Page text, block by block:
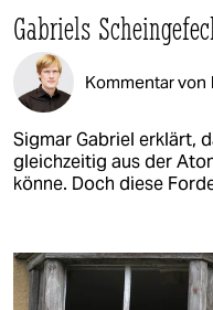
Gabriels
Kommentar von
Sigmar Gabriel erklärt,
gleichzeitig aus der
könne. Doch diese